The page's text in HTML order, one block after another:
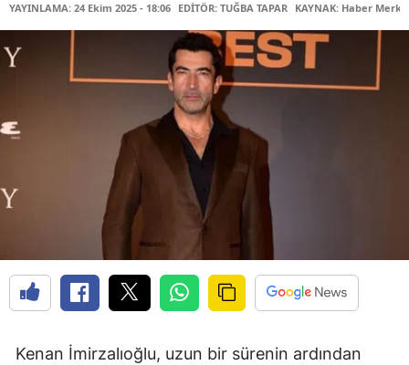
YAYINLAMA: 24 Ekim 2025 - 18:06 EDİTÖR: TUĞBA TAPAR KAYNAK: Haber
Kenan İmirzalıoğlu, uzun bir sürenin ardından